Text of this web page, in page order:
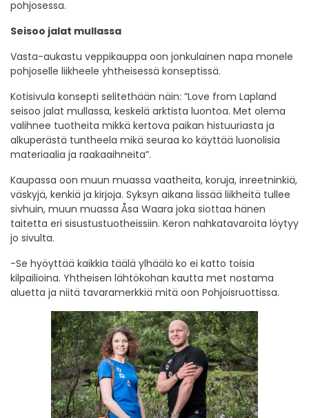
pohjosessa.
Seisoo jalat mullassa
Vasta-aukastu veppikauppa oon jonkulainen napa monele
pohjoselle liikheele yhtheisessä konseptissä.
Kotisivula konsepti selitethään näin: ”Love from Lapland
seisoo jalat mullassa, keskelä arktista luontoa. Met olema
valihnee tuotheita mikkä kertova paikan histuuriasta ja
alkuperästä tuntheela mikä seuraa ko käyttää luonolisia
materiaalia ja raakaaihneita”.
Kaupassa oon muun muassa vaatheita, koruja, inreetninkiä,
väskyjä, kenkiä ja kirjoja. Syksyn aikana lissää liikheitä tullee
sivhuin, muun muassa Åsa Waara joka siottaa hänen
taitetta eri sisustustuotheissiin. Keron nahkatavaroita löytyy
jo sivulta.
-Se hyöyttää kaikkia täälä ylhäälä ko ei katto toisia
kilpailioina. Yhtheisen lähtökohan kautta met nostama
aluetta ja niitä tavaramerkkiä mitä oon Pohjoisruottissa.